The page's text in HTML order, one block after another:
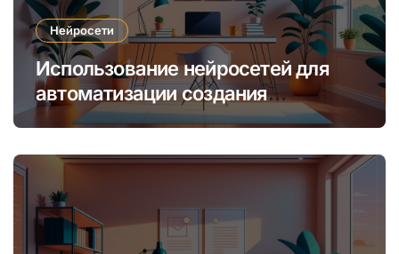
Нейросети
Использование нейросетей для
автоматизации создания
уникальных интернет-курсов и